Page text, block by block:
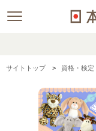
サイトトップ 資格・検定